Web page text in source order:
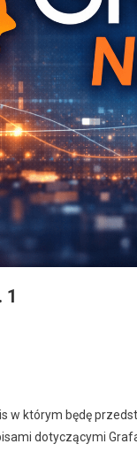
1
w którym będę
dotyczącymi